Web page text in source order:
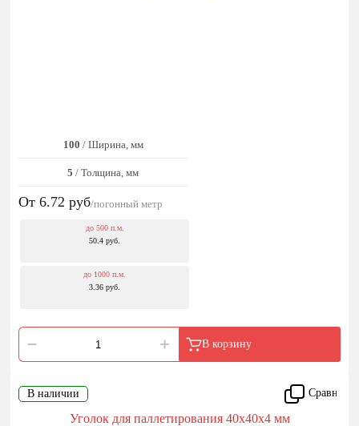
100 / Ширина, мм
5 / Толщина, мм
От 6.72 руб/погонный метр
до 500 п.м.
50.4 руб.
до 1000 п.м.
3.36 руб.
В корзину
Сравнить
В наличии
Уголок для паллетирования 40x40x4 мм